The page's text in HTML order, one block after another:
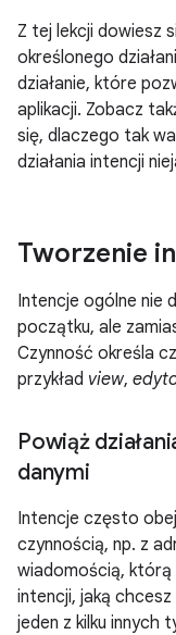
Z tej lekcji dowiesz
określonego
działanie, które
aplikacji. Zobacz
się, dlaczego tak
działania intencji
Tworzenie
Intencje ogólne nie
początku, ale
Czynność określa
przykład view,
Powiąż
danymi
Intencje często
czynnością, np. z
wiadomością, którą
intencji, jaką
jeden z kilku innych